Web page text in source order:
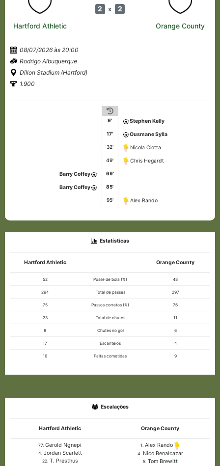
2 x 2
Hartford Athletic Orange County
08/07/2026 às 20:00
Rodrigo Albuquerque
Dillon Stadium (Hartford)
1.900
9' Stephen Kelly
17' Ousmane Sylla
32' Nicola Ciotta
49' Chris Hegardt
Barry Coffey 69'
Barry Coffey 85'
95' Alex Rando
Estatísticas
Hartford Athletic Orange County
52 Posse de bola (%) 48
294 Total de passes 297
75 Passes corretos (%) 76
23 Total de chutes 11
8 Chutes no gol 6
17 Escanteios 4
16 Faltas cometidas 9
Escalações
Hartford Athletic Orange County
77. Gerold Ngnepi
4. Jordan Scarlett
22.T. Presthus
1. Alex Rando
4. Nico Benalcazar
5.Tom Brewitt